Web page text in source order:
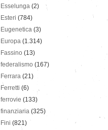
Esselunga (2)
Esteri (784)
Eugenetica (3)
Europa (1.314)
Fassino (13)
federalismo (167)
Ferrara (21)
Ferretti (6)
ferrovie (133)
finanziaria (325)
Fini (821)